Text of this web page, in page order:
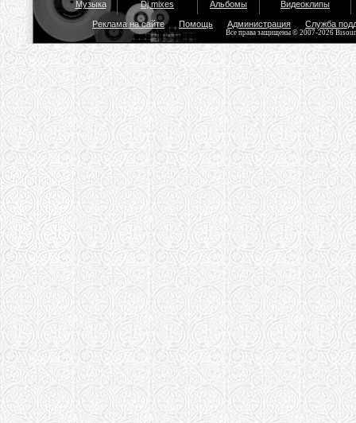
Музыка Dj mixes Альбомы Видеоклипы
Реклама на сайте Помощь Администрация Служба
Все права защищены © 2007-2026